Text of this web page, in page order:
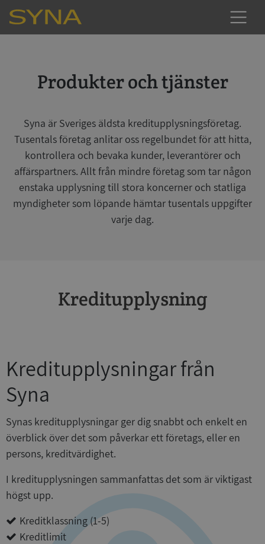
Produkter och tjänster
Syna är Sveriges äldsta kreditupplysningsföretag.
Tusentals företag anlitar oss regelbundet för att hitta,
kontrollera och bevaka kunder, leverantörer och
affärspartners. Allt från mindre företag som tar någon
enstaka upplysning till stora koncerner och statliga
myndigheter som löpande hämtar tusentals uppgifter
varje dag.
Kreditupplysning
Kreditupplysningar från
Syna
Synas kreditupplysningar ger dig snabbt och enkelt en
överblick över det som påverkar ett företags, eller en
persons, kreditvärdighet.
I kreditupplysningen sammanfattas det som är viktigast
högst upp.
Kreditklassning (1-5)
Kreditlimit